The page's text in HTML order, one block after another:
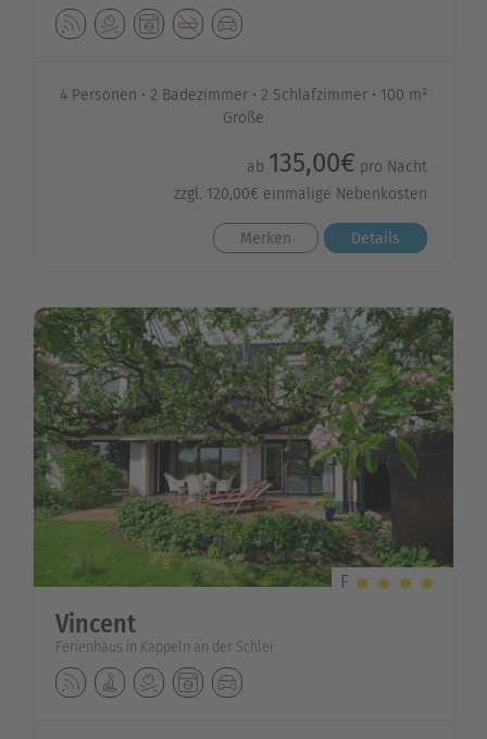
4 Personen 2 Badezimmer 2 Schlafzimmer
100 m²
Größe
ab 135,00€ pro Nacht
zzgl. 120,00€ einmalige Nebenkosten
Merken Details
F
Vincent
Ferienhaus in Kappeln an der Schlei